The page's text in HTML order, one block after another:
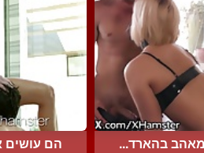
בהארד... הם עושים